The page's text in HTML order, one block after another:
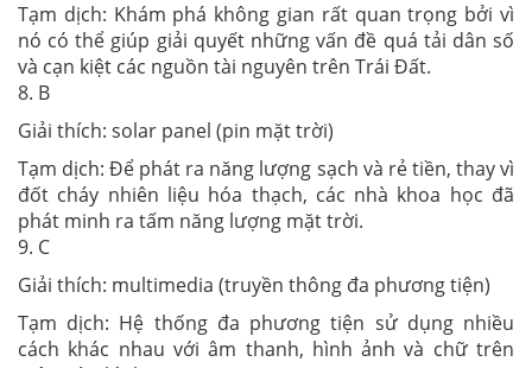
Tạm dịch: Khám phá không gian rất quan trọng bởi vì
nó có thể giúp giải quyết những vấn đề quá tải dân số
và cạn kiệt các nguồn tài nguyên trên Trái Đất.
8. B
Giải thích: solar panel (pin mặt trời)
Tạm dịch: Để phát ra năng lượng sạch và rẻ tiền, thay vì
đốt cháy nhiên liệu hóa thạch, các nhà khoa học đã
phát minh ra tấm năng lượng mặt trời.
9. C
Giải thích: multimedia (truyền thông đa phương tiện)
Tạm dịch: Hệ thống đa phương tiện sử dụng nhiều
cách khác nhau với âm thanh, hình ảnh và chữ trên